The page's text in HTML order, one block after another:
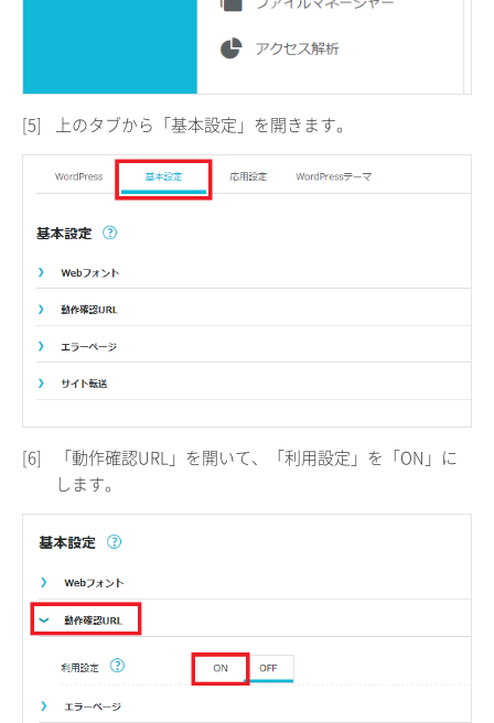
[5] 上のタブから「基本設定」を開きます。
[6]
「動作確認URL」を開いて、「利用設定」を「ON」に
します。